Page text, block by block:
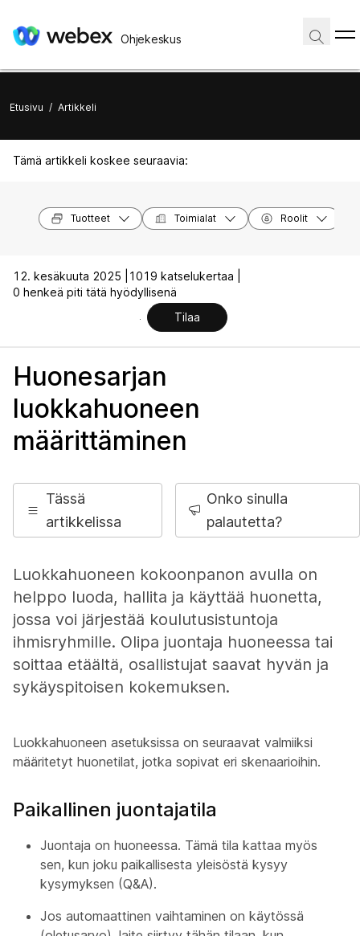
Ohjekeskus
Etusivu / Artikkeli
Tämä artikkeli koskee seuraavia:
Tuotteet Toimialat Roolit
12. kesäkuuta 2025 |
1019 katselukertaa |
0 henkeä piti tätä hyödyllisenä
Tilaa
Huonesarjan
luokkahuoneen
määrittäminen
Tässä
artikkelissa
Onko sinulla
palautetta?
Luokkahuoneen kokoonpanon avulla on
helppo luoda, hallita ja käyttää huonetta,
jossa voi järjestää koulutusistuntoja
ihmisryhmille. Olipa juontaja huoneessa tai
soittaa etäältä, osallistujat saavat hyvän ja
sykäyspitoisen kokemuksen.
Luokkahuoneen asetuksissa on seuraavat valmiiksi
määritetyt huonetilat, jotka sopivat eri skenaarioihin.
Paikallinen juontajatila
Juontaja on huoneessa. Tämä tila kattaa myös
sen, kun joku paikallisesta yleisöstä kysyy
kysymyksen (Q&A).
Jos automaattinen vaihtaminen on käytössä